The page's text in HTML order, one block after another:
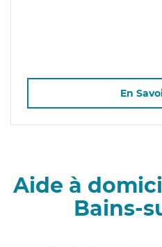
En
Aide à
Bains-